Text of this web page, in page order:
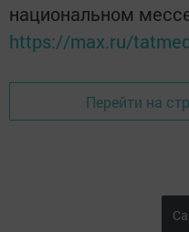
национальном
https://max.ru/
Перейти на